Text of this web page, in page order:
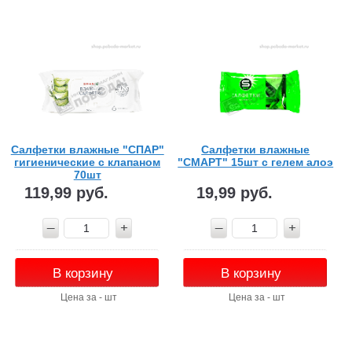
Салфетки влажные "СПАР"
гигиенические с клапаном
70шт
119,99 руб.
В корзину
Цена за - шт
Салфетки влажные
"СМАРТ" 15шт с гелем алоэ
19,99 руб.
В корзину
Цена за - шт